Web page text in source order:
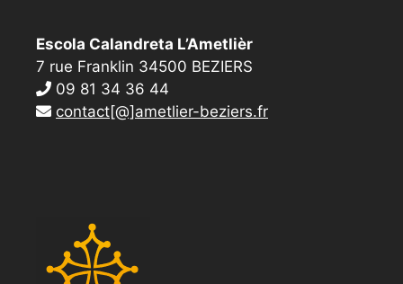
Escola Calandreta L’Ametlièr
7 rue Franklin 34500 BEZIERS
09 81 34 36 44
contact[@]ametlier-beziers.fr